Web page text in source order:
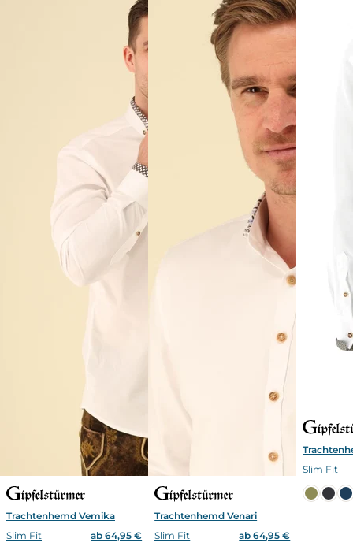
Trachtenhemd Vemika
Slim Fit
ab 64,95 €
Trachtenhemd Venari
Slim Fit
ab 64,95 €
Slim Fit